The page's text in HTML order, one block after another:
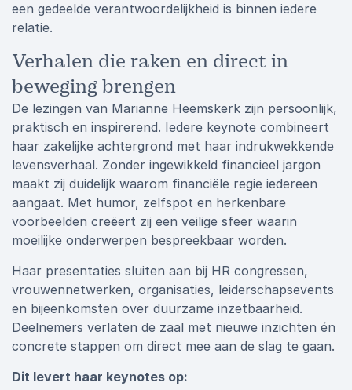
een gedeelde verantwoordelijkheid is binnen iedere
relatie.
Verhalen die raken en direct in
beweging brengen
De lezingen van Marianne Heemskerk zijn persoonlijk,
praktisch en inspirerend. Iedere keynote combineert
haar zakelijke achtergrond met haar indrukwekkende
levensverhaal. Zonder ingewikkeld financieel jargon
maakt zij duidelijk waarom financiële regie iedereen
aangaat. Met humor, zelfspot en herkenbare
voorbeelden creëert zij een veilige sfeer waarin
moeilijke onderwerpen bespreekbaar worden.
Haar presentaties sluiten aan bij HR congressen,
vrouwennetwerken, organisaties, leiderschapsevents
en bijeenkomsten over duurzame inzetbaarheid.
Deelnemers verlaten de zaal met nieuwe inzichten én
concrete stappen om direct mee aan de slag te gaan.
Dit levert haar keynotes op: